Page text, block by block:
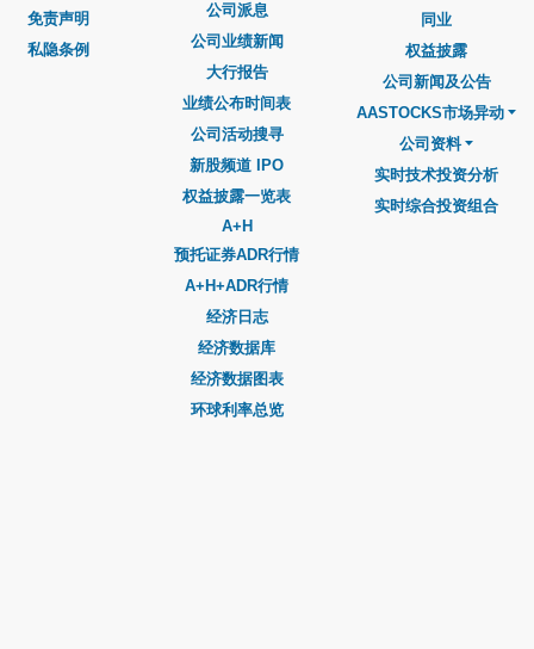
免责声明
私隐条例
公司派息
公司业绩新闻
大行报告
业绩公布时间表
公司活动搜寻
新股频道 IPO
权益披露一览表
A+H
预托证券ADR行情
A+H+ADR行情
经济日志
经济数据库
经济数据图表
环球利率总览
同业
权益披露
公司新闻及公告
AASTOCKS市场异动
公司资料
实时技术投资分析
实时综合投资组合